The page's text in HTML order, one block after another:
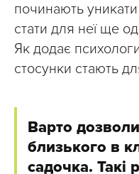
починають
стати для неї ще
Як додає
стосунки стають
Варто
близького в
садочка. Такі